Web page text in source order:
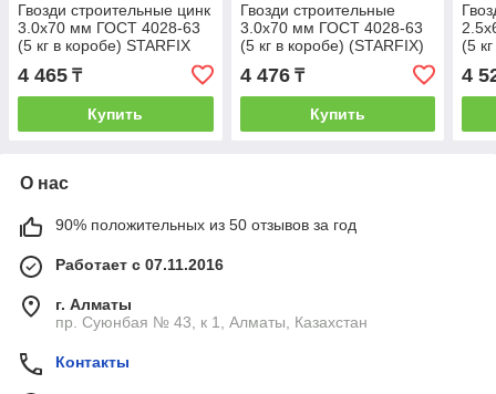
Гвозди строительные цинк
3.0х70 мм ГОСТ 4028-63
(5 кг в коробе) STARFIX
(STARFIX) (SM-85225-5)
4 465 ₸
Купить
Гвозди строительные
3.0х70 мм ГОСТ 4028-63
(5 кг в коробе) (STARFIX)
(SM-55958-5)
4 476₸
Купить
(5
4
О нас
90% положительных из 50 отзывов за год
Работает с 07.11.2016
г. Алматы
пр. Суюнбая № 43, к 1, Алматы, Казахстан
Контакты